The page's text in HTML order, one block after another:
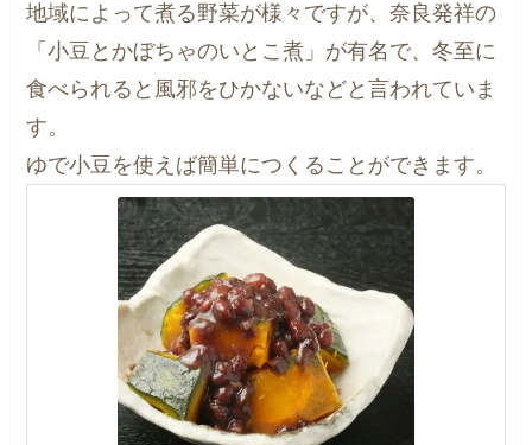
地域によって煮る野菜が様々ですが、奈良発祥の
「小豆とかぼちゃのいとこ煮」が有名で、冬至に
食べられると風邪をひかないなどと言われていま
す。
ゆで小豆を使えば簡単につくることができます。